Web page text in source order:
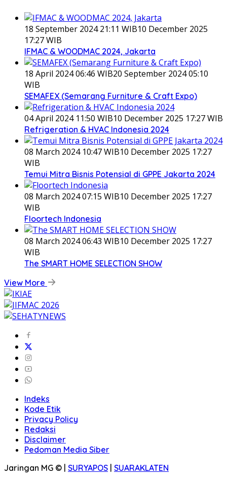
18 September 2024 21:11 WIB10 December 2025
17:27 WIB
IFMAC & WOODMAC 2024, Jakarta
18 April 2024 06:46 WIB20 September 2024 05:10
WIB
SEMAFEX (Semarang Furniture & Craft Expo)
04 April 2024 11:50 WIB10 December 2025 17:27 WIB
Refrigeration & HVAC Indonesia 2024
08 March 2024 10:47 WIB10 December 2025 17:27
WIB
Temui Mitra Bisnis Potensial di GPPE Jakarta 2024
08 March 2024 07:15 WIB10 December 2025 17:27
WIB
Floortech Indonesia
08 March 2024 06:43 WIB10 December 2025 17:27
WIB
The SMART HOME SELECTION SHOW
View More
Indeks
Kode Etik
Privacy Policy
Redaksi
Disclaimer
Pedoman Media Siber
Jaringan MG © | SURYAPOS | SUARAKLATEN